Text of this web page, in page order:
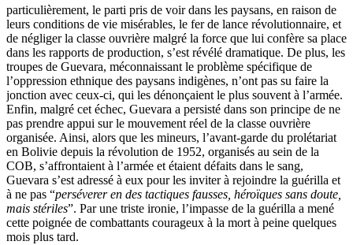
particulièrement, le parti pris de voir dans les paysans, en raison de
leurs conditions de vie misérables, le fer de lance révolutionnaire, et
de négliger la classe ouvrière malgré la force que lui confère sa place
dans les rapports de production, s’est révélé dramatique. De plus, les
troupes de Guevara, méconnaissant le problème spécifique de
l’oppression ethnique des paysans indigènes, n’ont pas su faire la
jonction avec ceux-ci, qui les dénonçaient le plus souvent à l’armée.
Enfin, malgré cet échec, Guevara a persisté dans son principe de ne
pas prendre appui sur le mouvement réel de la classe ouvrière
organisée. Ainsi, alors que les mineurs, l’avant-garde du prolétariat
en Bolivie depuis la révolution de 1952, organisés au sein de la
COB, s’affrontaient à l’armée et étaient défaits dans le sang,
Guevara s’est adressé à eux pour les inviter à rejoindre la guérilla et
à ne pas “perséverer en des tactiques fausses, héroïques sans doute,
mais stériles”. Par une triste ironie, l’impasse de la guérilla a mené
cette poignée de combattants courageux à la mort à peine quelques
mois plus tard.